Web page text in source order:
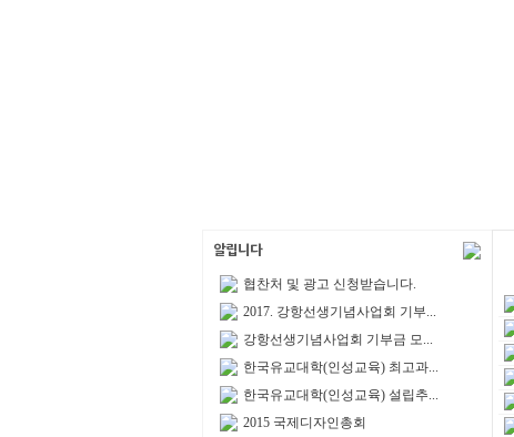
협찬처 및 광고 신청받습니다.
2017. 강항선생기념사업회 기부...
강항선생기념사업회 기부금 모...
한국유교대학(인성교육) 최고과...
한국유교대학(인성교육) 설립추...
2015 국제디자인총회